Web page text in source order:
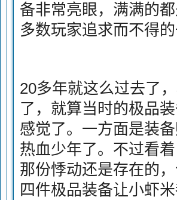
备非常亮眼，满满的
多数玩家追求而不得的
20多年就这么过去了
了，就算当时的极品
感觉了。一方面是装
热血少年了。不过看
那份悸动还是存在的
四件极品装备让小虾米